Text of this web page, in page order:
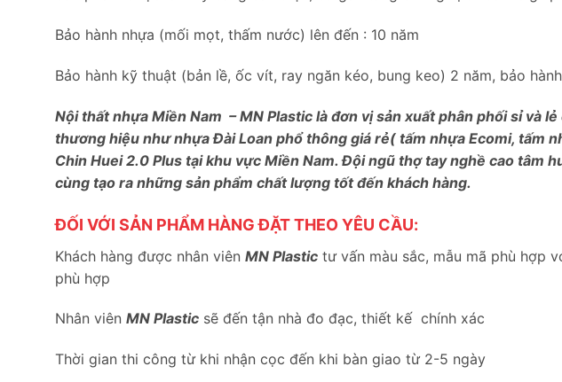
Bảo hành nhựa (mối mọt, thấm nước) lên đến : 10 năm
Bảo hành kỹ thuật (bản lề, ốc vít, ray ngăn kéo, bung keo) 2 năm, bảo
Nội thất nhựa Miền Nam – MN Plastic là đơn vị sản xuất phân phối sỉ và
thương hiệu như nhựa Đài Loan phổ thông giá rẻ( tấm nhựa Ecomi, tấm
Chin Huei 2.0 Plus tại khu vực Miền Nam. Đội ngũ thợ tay nghề cao tâm
cùng tạo ra những sản phẩm chất lượng tốt đến khách hàng.
ĐỐI VỚI SẢN PHẨM HÀNG ĐẶT THEO YÊU CẦU:
Khách hàng được nhân viên MN Plastic tư vấn màu sắc, mẫu mã phù hợp
phù hợp
Nhân viên MN Plastic sẽ đến tận nhà đo đạc, thiết kế chính xác
Thời gian thi công từ khi nhận cọc đến khi bàn giao từ 2-5 ngày